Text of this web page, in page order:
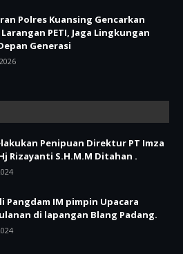
Polres Kuansing Gencarkan
PETI, Jaga Lingkungan
Generasi
Penipuan Direktur PT Imza
Rizayanti S.H.M.M Ditahan .
Pangdam IM pimpin Upacara
di lapangan Blang Padang.